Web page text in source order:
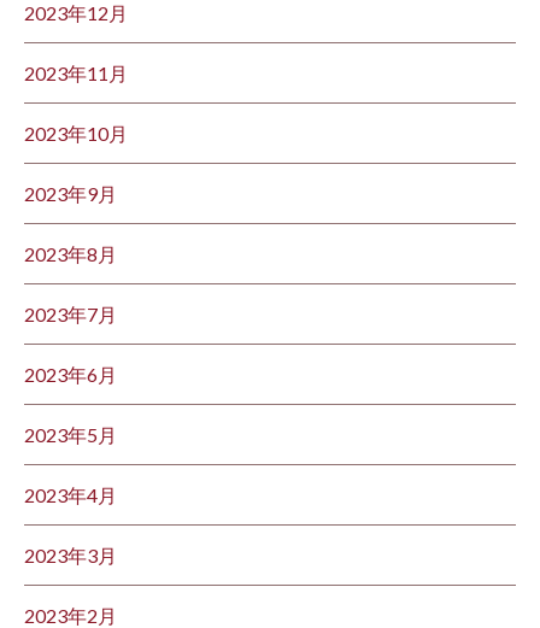
2023年12月
2023年11月
2023年10月
2023年9月
2023年8月
2023年7月
2023年6月
2023年5月
2023年4月
2023年3月
2023年2月